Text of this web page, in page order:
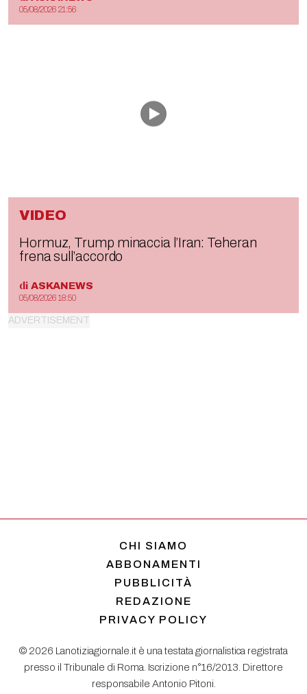
05/08/2026 21:56
VIDEO
Hormuz, Trump minaccia l’Iran: Teheran
frena sull’accordo
di ASKANEWS
05/08/2026 18:50
CHI SIAMO
ABBONAMENTI
PUBBLICITÀ
REDAZIONE
PRIVACY POLICY
© 2026 Lanotiziagiornale.it è una testata giornalistica registrata
presso il Tribunale di Roma. Iscrizione n°16/2013. Direttore
responsabile Antonio Pitoni.